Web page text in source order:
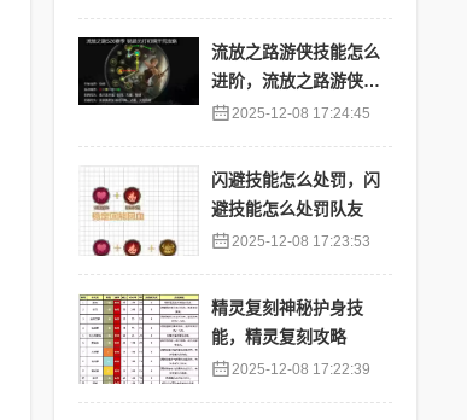
流放之路游侠技能怎么
进阶，流放之路游侠技
能怎么进阶的
2025-12-08 17:24:45
闪避技能怎么处罚，闪
避技能怎么处罚队友
2025-12-08 17:23:53
精灵复刻神秘护身技
能，精灵复刻攻略
2025-12-08 17:22:39